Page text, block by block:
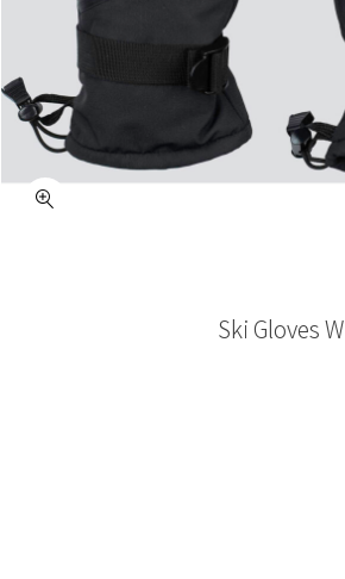
Ski Gloves W